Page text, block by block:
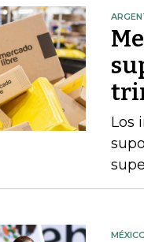
Los